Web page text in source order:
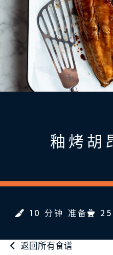
釉烤胡
10 分钟 准备
返回所有食谱